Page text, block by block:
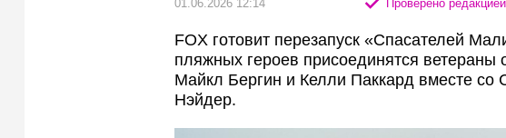
01.06.2026 12:14 Проверено редакцией
FOX готовит перезапуск «Спасателей
пляжных героев присоединятся ветераны
Майкл Бергин и Келли Паккард вместе
Нэйдер.